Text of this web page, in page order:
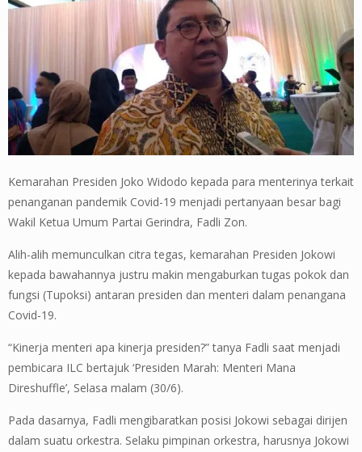
Kemarahan Presiden Joko Widodo kepada para menterinya terkait
penanganan pandemik Covid-19 menjadi pertanyaan besar bagi
Wakil Ketua Umum Partai Gerindra, Fadli Zon.
Alih-alih memunculkan citra tegas, kemarahan Presiden Jokowi
kepada bawahannya justru makin mengaburkan tugas pokok dan
fungsi (Tupoksi) antaran presiden dan menteri dalam penangana
Covid-19.
“Kinerja menteri apa kinerja presiden?” tanya Fadli saat menjadi
pembicara ILC bertajuk ‘Presiden Marah: Menteri Mana
Direshuffle’, Selasa malam (30/6).
Pada dasarnya, Fadli mengibaratkan posisi Jokowi sebagai dirijen
dalam suatu orkestra. Selaku pimpinan orkestra, harusnya Jokowi